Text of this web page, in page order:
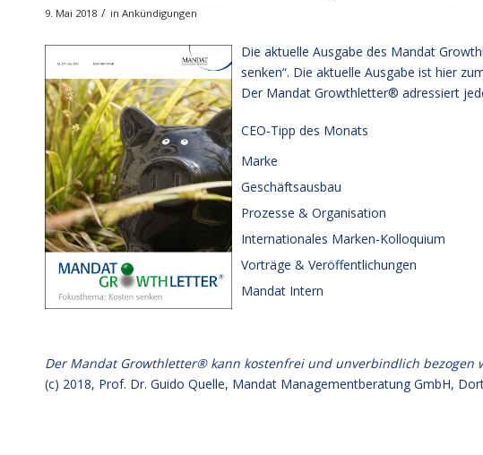
9. Mai 2018 / in Ankündigungen
Die aktuelle Ausgabe des Mandat
senken“. Die aktuelle Ausgabe ist hier
Der Mandat Growthletter® adressiert
CEO-Tipp des Monats
Marke
Geschäftsausbau
Prozesse & Organisation
Internationales Marken-Kolloquium
Vorträge & Veröffentlichungen
Mandat Intern
Der Mandat Growthletter® kann kostenfrei und unverbindlich bezogen
(c) 2018, Prof. Dr. Guido Quelle, Mandat Managementberatung GmbH,